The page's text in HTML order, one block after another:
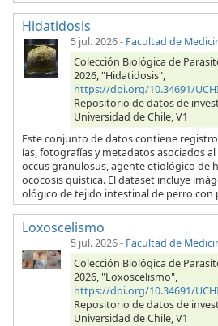
Hidatidosis
5 jul. 2026- Facultad de
Colección Biológica de
2026, "Hidatidosis",
https://doi.org/10.34691/
Repositorio de datos de
Universidad de Chile, V1
Este conjunto de datos contiene
ías, fotografías y metadatos asociados
occus granulosus, agente etiológico de
ococosis quística. El dataset incluye
ológico de tejido intestinal de perro con
Loxoscelismo
5 jul. 2026- Facultad de
Colección Biológica de
2026, "Loxoscelismo",
https://doi.org/10.34691/
Repositorio de datos de
Universidad de Chile, V1